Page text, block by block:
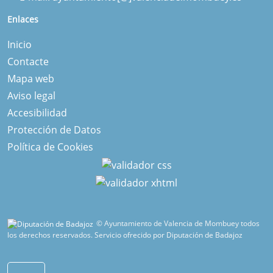
Enlaces
Inicio
Contacte
Mapa web
Aviso legal
Accesibilidad
Protección de Datos
Política de Cookies
© Ayuntamiento de Valencia de Mombuey todos
los derechos reservados.Servicio ofrecido por Diputación de Badajoz